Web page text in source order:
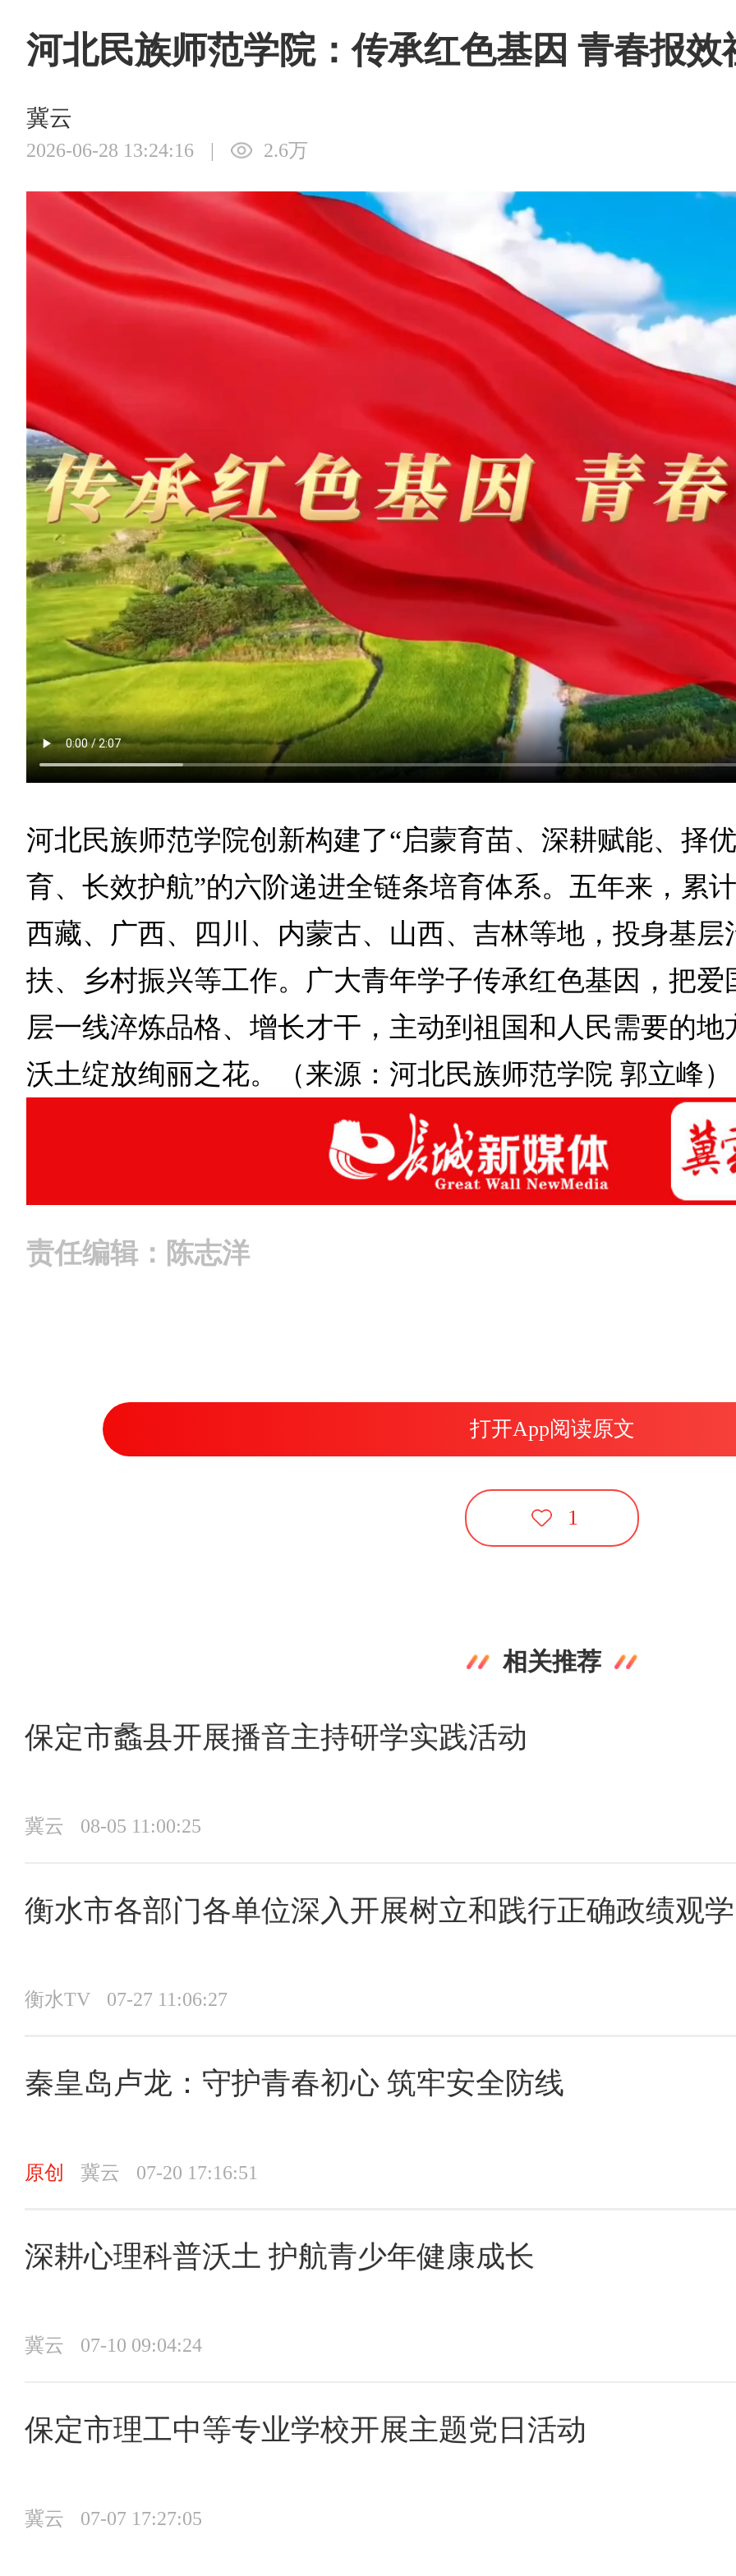
河北民族师范学院：传承红色基因 青春报效
冀云
2026-06-28 13:24:16 | 2.6万
河北民族师范学院创新构建了“启蒙育苗、深耕赋能、择
育、长效护航”的六阶递进全链条培育体系。五年来，累
西藏、广西、四川、内蒙古、山西、吉林等地，投身基
扶、乡村振兴等工作。广大青年学子传承红色基因，把
层一线淬炼品格、增长才干，主动到祖国和人民需要的
沃土绽放绚丽之花。（来源：河北民族师范学院 郭立峰）
责任编辑：陈志洋
打开App阅读原文
1
相关推荐
保定市蠡县开展播音主持研学实践活动
冀云 08-05 11:00:25
衡水市各部门各单位深入开展树立和践行正确政绩观
衡水TV 07-27 11:06:27
秦皇岛卢龙：守护青春初心 筑牢安全防线
原创 冀云 07-20 17:16:51
深耕心理科普沃土 护航青少年健康成长
冀云 07-10 09:04:24
保定市理工中等专业学校开展主题党日活动
冀云 07-07 17:27:05